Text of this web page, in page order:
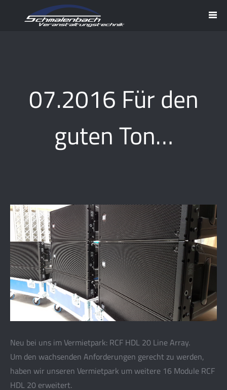
07.2016 Für den
guten Ton…
Neu bei uns im Vermietpark: RCF HDL 20 Line Array.
Um den wachsenden Anforderungen gerecht zu werden,
haben wir unseren Vermietpark um weitere 16 Module RCF
HDL 20 erweitert.